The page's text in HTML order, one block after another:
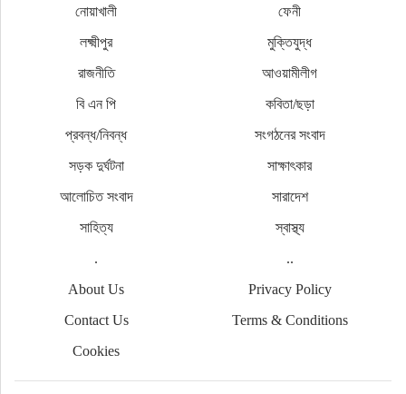
নোয়াখালী
ফেনী
লক্ষ্মীপুর
মুক্তিযুদ্ধ
রাজনীতি
আওয়ামীলীগ
বি এন পি
কবিতা/ছড়া
প্রবন্ধ/নিবন্ধ
সংগঠনের সংবাদ
সড়ক দুর্ঘটনা
সাক্ষাৎকার
আলোচিত সংবাদ
সারাদেশ
সাহিত্য
স্বাস্থ্য
.
..
About Us
Privacy Policy
Contact Us
Terms & Conditions
Cookies